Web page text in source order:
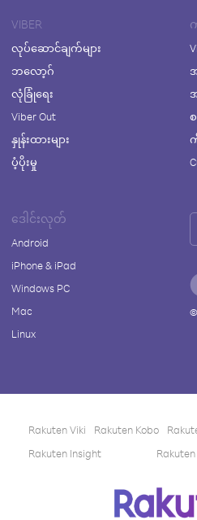
VIBER
လုပ်ဆောင်ချက်များ
ဘလော့ဂ်
လုံခြုံရေး
Viber Out
နှုန်းထားများ
ပံ့ပိုးမှု
ဒေါင်းလုတ်
Android
iPhone & iPad
Windows PC
Mac
Linux
©
Rakuten Viki Rakuten Kobo
Rakuten Insight
Rakuten